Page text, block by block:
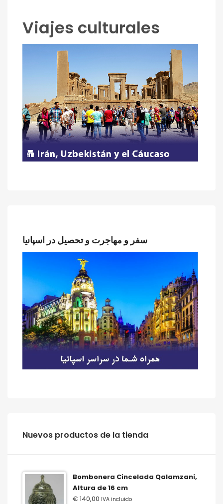
Viajes culturales
سفر و مهاجرت و تحصیل در اسپانیا
‫‪Nuevos‬‬ ‫‪productos‬‬ ‫‪de‬‬ ‫‪la‬‬ ‫‪tienda‬‬
Bombonera Cincelada Qalamzani,
Altura de 16 cm
€ 140,00 IVA incluido